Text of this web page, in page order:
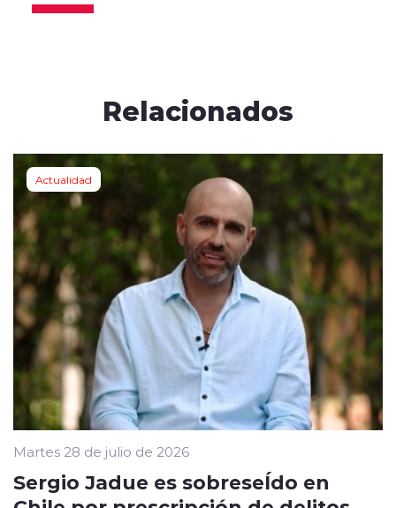
Relacionados
Actualidad
Martes 28 de julio de 2026
Sergio Jadue es sobreseÍdo en